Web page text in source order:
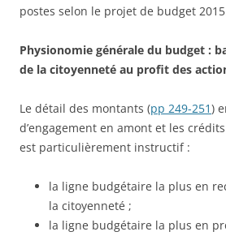
postes selon le projet de budget
Physionomie générale du budget :
de la citoyenneté au profit des
Le détail des montants (pp 249-251)
d’engagement en amont et les
est particulièrement instructif :
la ligne budgétaire la plus en
la citoyenneté ;
la ligne budgétaire la plus en